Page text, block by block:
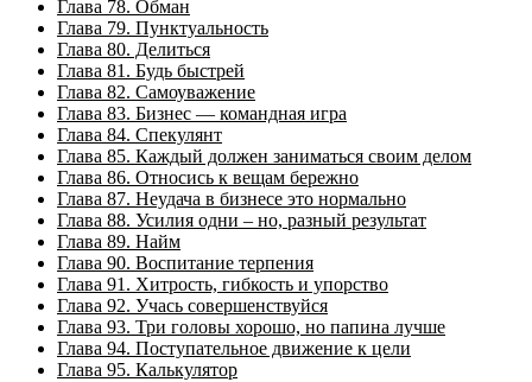
Глава 78. Обман
Глава 79. Пунктуальность
Глава 80. Делиться
Глава 81. Будь быстрей
Глава 82. Самоуважение
Глава 83. Бизнес — командная игра
Глава 84. Спекулянт
Глава 85. Каждый должен заниматься своим делом
Глава 86. Относись к вещам бережно
Глава 87. Неудача в бизнесе это нормально
Глава 88. Усилия одни – но, разный результат
Глава 89. Найм
Глава 90. Воспитание терпения
Глава 91. Хитрость, гибкость и упорство
Глава 92. Учась совершенствуйся
Глава 93. Три головы хорошо, но папина лучше
Глава 94. Поступательное движение к цели
Глава 95. Калькулятор